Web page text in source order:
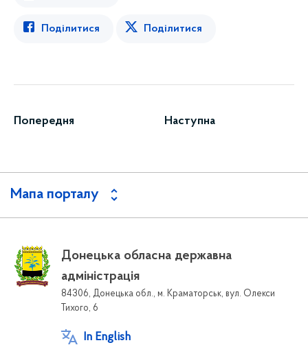
Поділитися Поділитися
Попередня Наступна
Мапа порталу
Донецька обласна державна
адміністрація
84306, Донецька обл., м. Краматорськ, вул. Олекси
Тихого, 6
In English